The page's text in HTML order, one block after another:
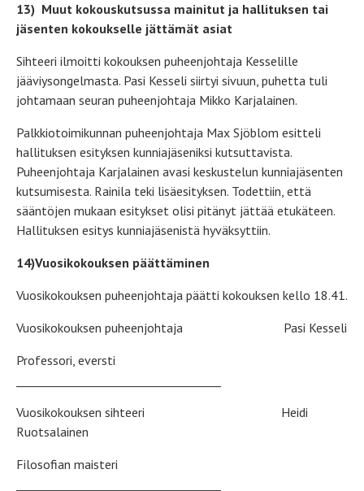
13) Muut kokouskutsussa mainitut ja hallituksen tai
jäsenten kokoukselle jättämät asiat
Sihteeri ilmoitti kokouksen puheenjohtaja Kesselille
jääviysongelmasta. Pasi Kesseli siirtyi sivuun, puhetta tuli
johtamaan seuran puheenjohtaja Mikko Karjalainen.
Palkkiotoimikunnan puheenjohtaja Max Sjöblom esitteli
hallituksen esityksen kunniajäseniksi kutsuttavista.
Puheenjohtaja Karjalainen avasi keskustelun kunniajäsenten
kutsumisesta. Rainila teki lisäesityksen. Todettiin, että
sääntöjen mukaan esitykset olisi pitänyt jättää etukäteen.
Hallituksen esitys kunniajäsenistä hyväksyttiin.
14)Vuosikokouksen päättäminen
Vuosikokouksen puheenjohtaja päätti kokouksen kello 18.41.
Vuosikokouksen puheenjohtaja Pasi Kesseli
Professori, eversti
Vuosikokouksen sihteeri Heidi
Ruotsalainen
Filosofian maisteri